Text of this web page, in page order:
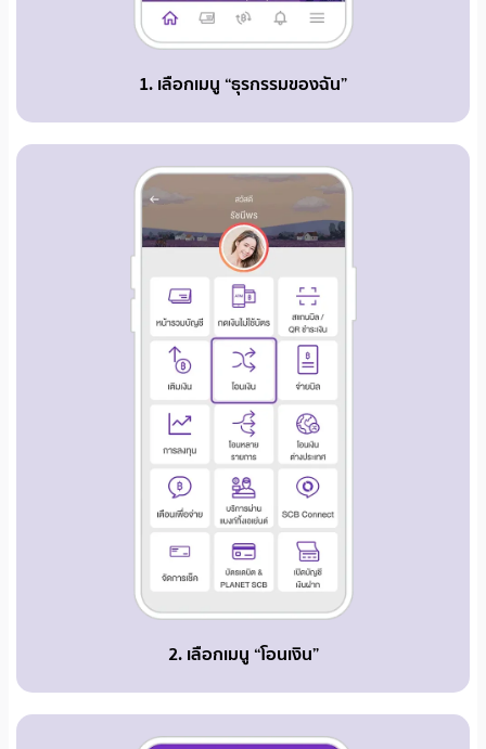
1. เลือกเมนู “ธุรกรรมของฉัน”
2. เลือกเมนู “โอนเงิน”